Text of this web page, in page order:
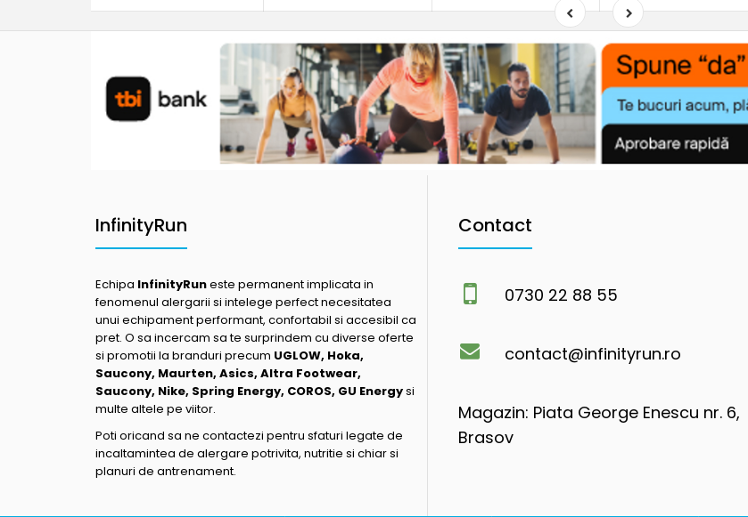
InfinityRun
Echipa InfinityRuneste permanent implicata in
fenomenul alergarii si intelege perfect necesitatea
unui echipament performant, confortabil si accesibil ca
pret. O sa incercam sa te surprindem cu diverse oferte
si promotii la branduri precum UGLOW, Hoka,
Saucony, Maurten, Asics, Altra Footwear,
Saucony, Nike, Spring Energy, COROS, GU Energysi
multe altele pe viitor.
Poti oricand sa ne contactezi pentru sfaturi legate de
incaltamintea de alergare potrivita, nutritie si chiar si
planuri de antrenament.
Contact
0730 22 88 55
contact@infinityrun.ro
Magazin: Piata George Enescu nr. 6,
Brasov